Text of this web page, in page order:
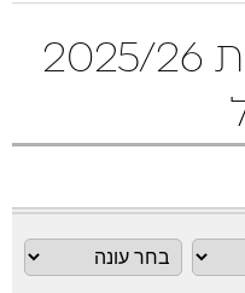
טבלת ליגה אנגלית 2025/26